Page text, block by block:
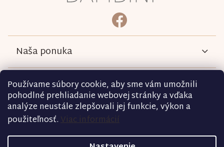
Používame súbory cookie, aby sme vám umožnili
pohodlné prehliadanie webovej stránky a vďaka
analýze neustále zlepšovali jej funkcie, výkon a
použiteľnosť.Viac informácií
bambini.kociky
https://www.facebook.com/
Naša ponuka
Informácie
Podmienky